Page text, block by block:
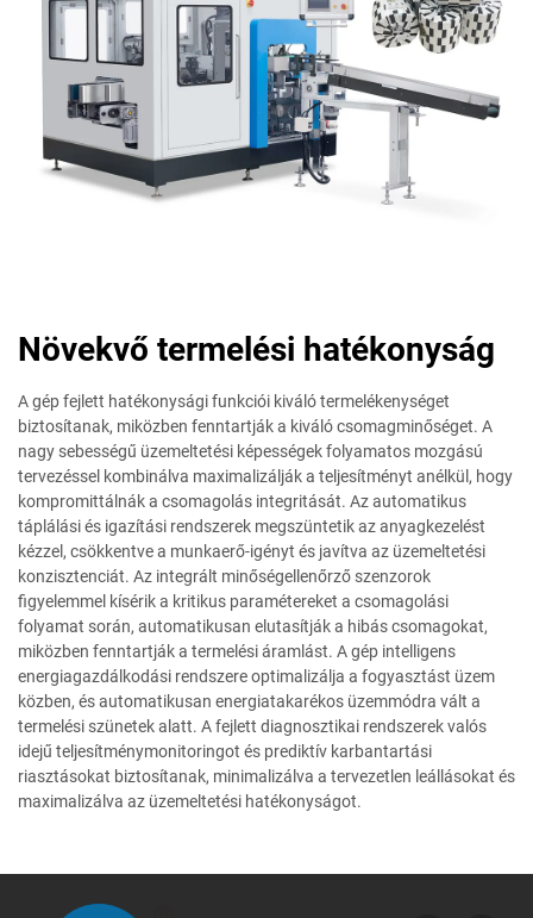
Növekvő termelési hatékonyság
A gép fejlett hatékonysági funkciói kiváló termelékenységet
biztosítanak, miközben fenntartják a kiváló csomagminőséget. A
nagy sebességű üzemeltetési képességek folyamatos mozgású
tervezéssel kombinálva maximalizálják a teljesítményt anélkül, hogy
kompromittálnák a csomagolás integritását. Az automatikus
táplálási és igazítási rendszerek megszüntetik az anyagkezelést
kézzel, csökkentve a munkaerő-igényt és javítva az üzemeltetési
konzisztenciát. Az integrált minőségellenőrző szenzorok
figyelemmel kísérik a kritikus paramétereket a csomagolási
folyamat során, automatikusan elutasítják a hibás csomagokat,
miközben fenntartják a termelési áramlást. A gép intelligens
energiagazdálkodási rendszere optimalizálja a fogyasztást üzem
közben, és automatikusan energiatakarékos üzemmódra vált a
termelési szünetek alatt. A fejlett diagnosztikai rendszerek valós
idejű teljesítménymonitoringot és prediktív karbantartási
riasztásokat biztosítanak, minimalizálva a tervezetlen leállásokat és
maximalizálva az üzemeltetési hatékonyságot.